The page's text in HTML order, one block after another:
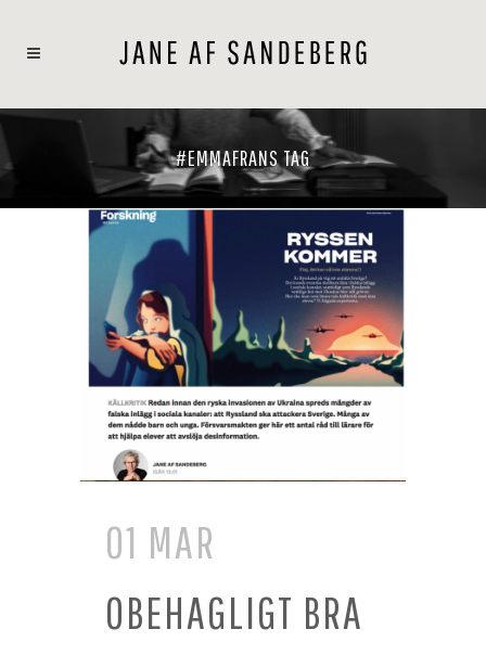
#EMMAFRANS TAG
01 MAR
OBEHAGLIGT BRA